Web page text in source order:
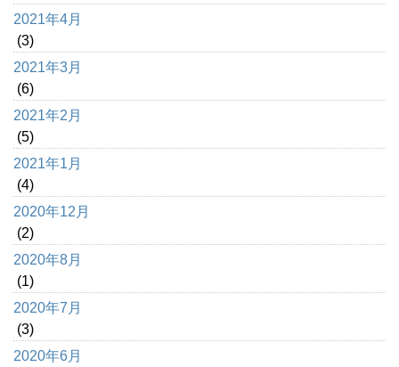
2021年4月
(3)
2021年3月
(6)
2021年2月
(5)
2021年1月
(4)
2020年12月
(2)
2020年8月
(1)
2020年7月
(3)
2020年6月